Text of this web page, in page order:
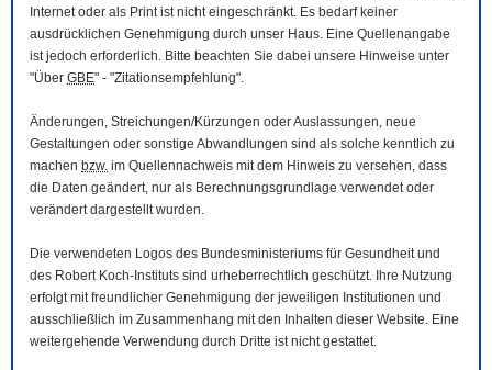
Internet oder als Print ist nicht eingeschränkt. Es bedarf keiner
ausdrücklichen Genehmigung durch unser Haus. Eine Quellenangabe
ist jedoch erforderlich. Bitte beachten Sie dabei unsere Hinweise unter
"Über GBE" - "Zitationsempfehlung".
Änderungen, Streichungen/Kürzungen oder Auslassungen, neue
Gestaltungen oder sonstige Abwandlungen sind als solche kenntlich zu
machen bzw. im Quellennachweis mit dem Hinweis zu versehen, dass
die Daten geändert, nur als Berechnungsgrundlage verwendet oder
verändert dargestellt wurden.
Die verwendeten Logos des Bundesministeriums für Gesundheit und
des Robert Koch-Instituts sind urheberrechtlich geschützt. Ihre Nutzung
erfolgt mit freundlicher Genehmigung der jeweiligen Institutionen und
ausschließlich im Zusammenhang mit den Inhalten dieser Website. Eine
weitergehende Verwendung durch Dritte ist nicht gestattet.